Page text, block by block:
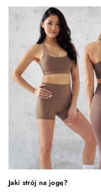
Jaki strój na jogę?